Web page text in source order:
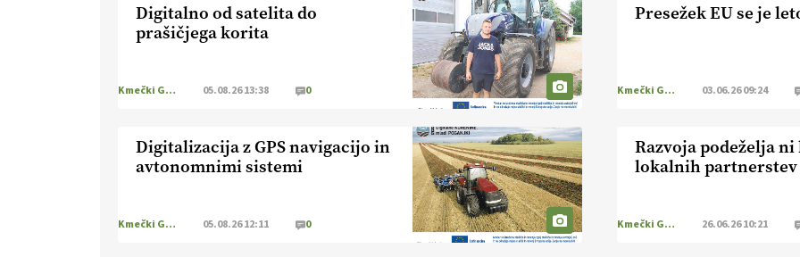
Digitalno od satelita do
prašičjega korita
Kmečki Glas 05.08.26 13:38 0
Digitalizacija z GPS navigacijo in
avtonomnimi sistemi
Kmečki Glas 05.08.26 12:11 0
Presežek EU se je
Kmečki Glas 03.06.26 09:24
Razvoja podeželja ni
lokalnih
Kmečki Glas 26.06.26 10:21